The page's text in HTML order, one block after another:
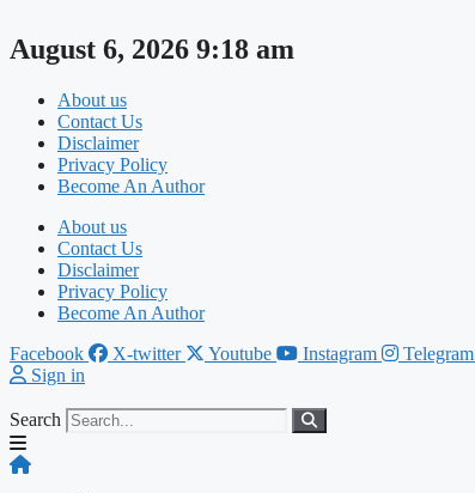
to
content
August 6, 2026 9:18 am
About us
Contact Us
Disclaimer
Privacy Policy
Become An Author
About us
Contact Us
Disclaimer
Privacy Policy
Become An Author
Facebook
X-twitter Youtube Instagram Telegram
Sign in
Search